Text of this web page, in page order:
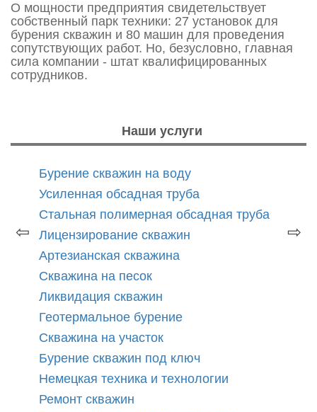
О мощности предприятия свидетельствует
собственный парк техники: 27 установок для
бурения скважин и 80 машин для проведения
сопутствующих работ. Но, безусловно, главная
сила компании - штат квалифицированных
сотрудников.
Наши услуги
⇦
Бурение скважин на воду
Усиленная обсадная труба
Стальная полимерная обсадная труба
Лицензирование скважин
Артезианская скважина
Скважина на песок
Ликвидация скважин
Геотермальное бурение
Скважина на участок
Бурение скважин под ключ
Немецкая техника и технологии
Ремонт скважин
⇨